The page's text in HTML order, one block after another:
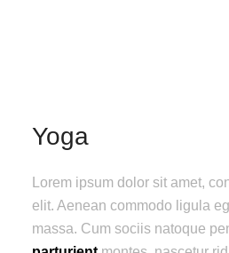
Yoga
Lorem ipsum dolor sit amet,
elit. Aenean commodo ligula
massa. Cum sociis natoque